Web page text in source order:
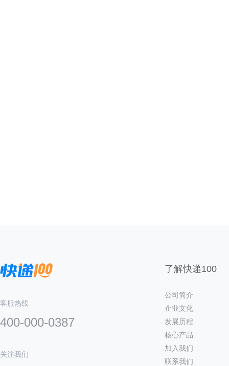
客服热线
400-000-0387
关注我们
了解快递100
公司简介
企业文化
发展历程
核心产品
加入我们
联系我们